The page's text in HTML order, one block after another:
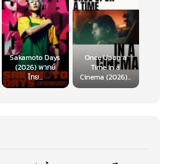
Sakamoto Days
(2026) พากย์
ไทย...
Once Upon a
Time in a
Cinema (2026)...